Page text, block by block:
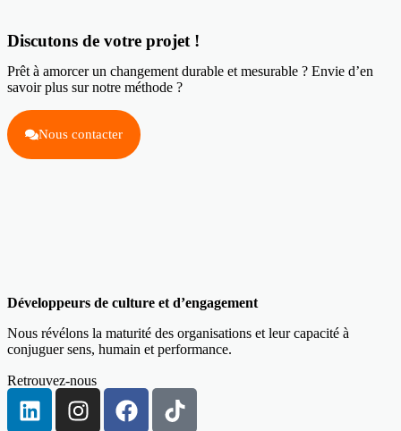
Discutons de votre projet !
Prêt à amorcer un changement durable et mesurable ? Envie d’en
savoir plus sur notre méthode ?
Nous contacter
Développeurs de culture et d’engagement
Nous révélons la maturité des organisations et leur capacité à
conjuguer sens, humain et performance.
Retrouvez-nous